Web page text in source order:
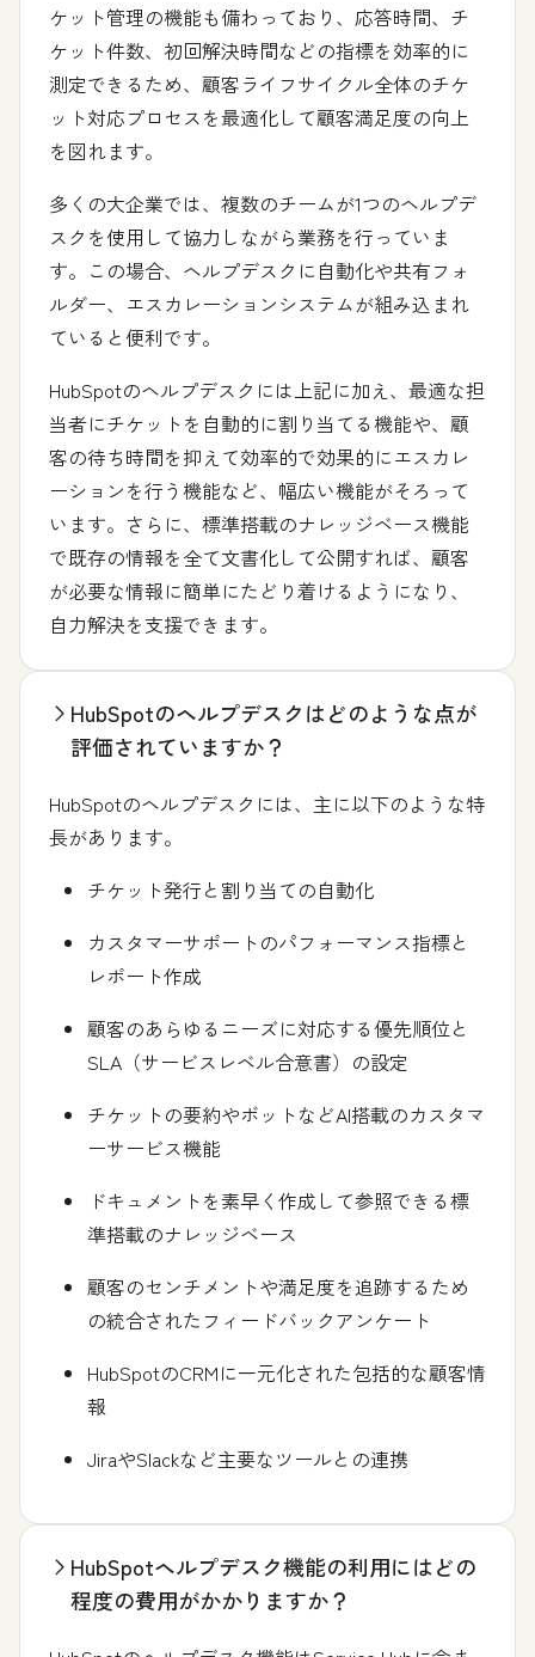
ケット管理の機能も備わっており、応答時間、チ
ケット件数、初回解決時間などの指標を効率的に
測定できるため、顧客ライフサイクル全体のチケ
ット対応プロセスを最適化して顧客満足度の向上
を図れます。
多くの大企業では、複数のチームが1つのヘルプデ
スクを使用して協力しながら業務を行っていま
す。この場合、ヘルプデスクに自動化や共有フォ
ルダー、エスカレーションシステムが組み込まれ
ていると便利です。
HubSpotのヘルプデスクには上記に加え、最適な担
当者にチケットを自動的に割り当てる機能や、顧
客の待ち時間を抑えて効率的で効果的にエスカレ
ーションを行う機能など、幅広い機能がそろって
います。さらに、標準搭載のナレッジベース機能
で既存の情報を全て文書化して公開すれば、顧客
が必要な情報に簡単にたどり着けるようになり、
自力解決を支援できます。
HubSpotのヘルプデスクはどのような点が
評価されていますか？
HubSpotのヘルプデスクには、主に以下のような特
長があります。
チケット発行と割り当ての自動化
カスタマーサポートのパフォーマンス指標と
レポート作成
顧客のあらゆるニーズに対応する優先順位と
SLA（サービスレベル合意書）の設定
チケットの要約やボットなどAI搭載のカスタマ
ーサービス機能
ドキュメントを素早く作成して参照できる標
準搭載のナレッジベース
顧客のセンチメントや満足度を追跡するため
の統合されたフィードバックアンケート
HubSpotのCRMに一元化された包括的な顧客情
報
JiraやSlackなど主要なツールとの連携
HubSpotヘルプデスク機能の利用にはどの
程度の費用がかかりますか？